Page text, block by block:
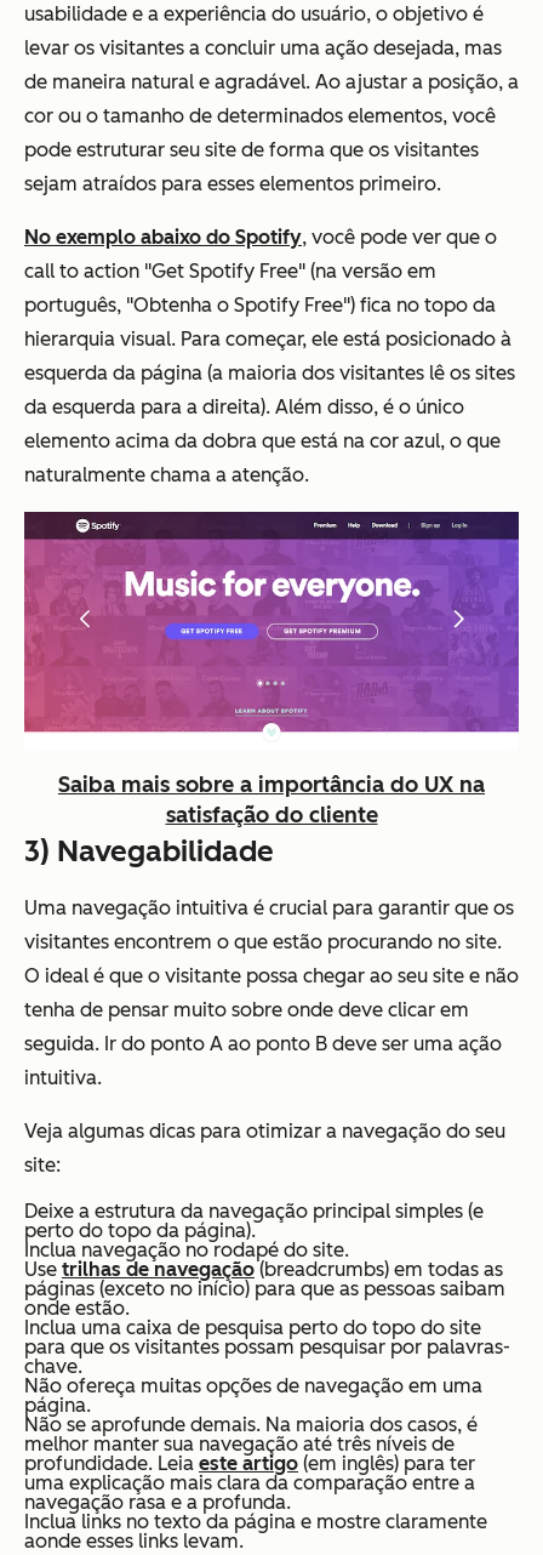
usabilidade e a experiência do usuário, o objetivo é
levar os visitantes a concluir uma ação desejada, mas
de maneira natural e agradável. Ao ajustar a posição, a
cor ou o tamanho de determinados elementos, você
pode estruturar seu site de forma que os visitantes
sejam atraídos para esses elementos primeiro.
No exemplo abaixo do Spotify, você pode ver que o
call to action "Get Spotify Free" (na versão em
português, "Obtenha o Spotify Free") fica no topo da
hierarquia visual. Para começar, ele está posicionado à
esquerda da página (a maioria dos visitantes lê os sites
da esquerda para a direita). Além disso, é o único
elemento acima da dobra que está na cor azul, o que
naturalmente chama a atenção.
Saiba mais sobre a importância do UX na
satisfação do cliente
3) Navegabilidade
Uma navegação intuitiva é crucial para garantir que os
visitantes encontrem o que estão procurando no site.
O ideal é que o visitante possa chegar ao seu site e não
tenha de pensar muito sobre onde deve clicar em
seguida. Ir do ponto A ao ponto B deve ser uma ação
intuitiva.
Veja algumas dicas para otimizar a navegação do seu
site:
Deixe a estrutura da navegação principal simples (e
perto do topo da página).
Inclua navegação no rodapé do site.
Use trilhas de navegação (breadcrumbs) em todas as
páginas (exceto no início) para que as pessoas saibam
onde estão.
Inclua uma caixa de pesquisa perto do topo do site
para que os visitantes possam pesquisar por palavras-
chave.
Não ofereça muitas opções de navegação em uma
página.
Não se aprofunde demais. Na maioria dos casos, é
melhor manter sua navegação até três níveis de
profundidade. Leia este artigo (em inglês) para ter
uma explicação mais clara da comparação entre a
navegação rasa e a profunda.
Inclua links no texto da página e mostre claramente
aonde esses links levam.